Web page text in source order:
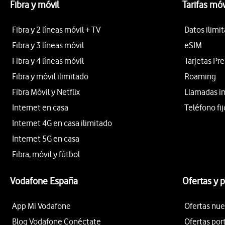
Fibra y móvil
Fibra y 2 líneas móvil + TV
Fibra y 3 líneas móvil
Fibra y 4 líneas móvil
Fibra y móvil ilimitado
Fibra Móvil y Netflix
Internet en casa
Internet 4G en casa ilimitado
Internet 5G en casa
Fibra, móvil y fútbol
Tarifas
Datos
eSIM
Tarjetas
Roaming
Llamadas
Teléfono
Vodafone España
App Mi Vodafone
Blog Vodafone Conéctate
Ofertas y
Ofertas
Ofertas